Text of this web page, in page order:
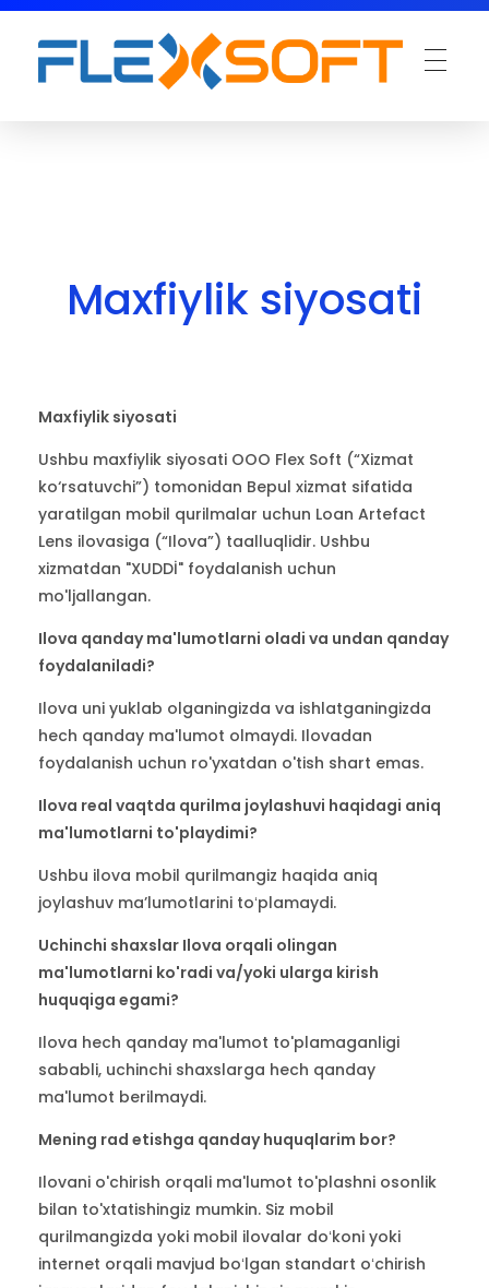
Maxfiylik siyosati
Maxfiylik siyosati
Ushbu maxfiylik siyosati OOO Flex Soft (“Xizmat
ko‘rsatuvchi”) tomonidan Bepul xizmat sifatida
yaratilgan mobil qurilmalar uchun Loan Artefact
Lens ilovasiga (“Ilova”) taalluqlidir. Ushbu
xizmatdan "XUDDİ" foydalanish uchun
mo'ljallangan.
Ilova qanday ma'lumotlarni oladi va undan qanday
foydalaniladi?
Ilova uni yuklab olganingizda va ishlatganingizda
hech qanday ma'lumot olmaydi. Ilovadan
foydalanish uchun ro'yxatdan o'tish shart emas.
Ilova real vaqtda qurilma joylashuvi haqidagi aniq
ma'lumotlarni to'playdimi?
Ushbu ilova mobil qurilmangiz haqida aniq
joylashuv maʼlumotlarini toʻplamaydi.
Uchinchi shaxslar Ilova orqali olingan
ma'lumotlarni ko'radi va/yoki ularga kirish
huquqiga egami?
Ilova hech qanday ma'lumot to'plamaganligi
sababli, uchinchi shaxslarga hech qanday
ma'lumot berilmaydi.
Mening rad etishga qanday huquqlarim bor?
Ilovani o'chirish orqali ma'lumot to'plashni osonlik
bilan to'xtatishingiz mumkin. Siz mobil
qurilmangizda yoki mobil ilovalar doʻkoni yoki
internet orqali mavjud boʻlgan standart oʻchirish